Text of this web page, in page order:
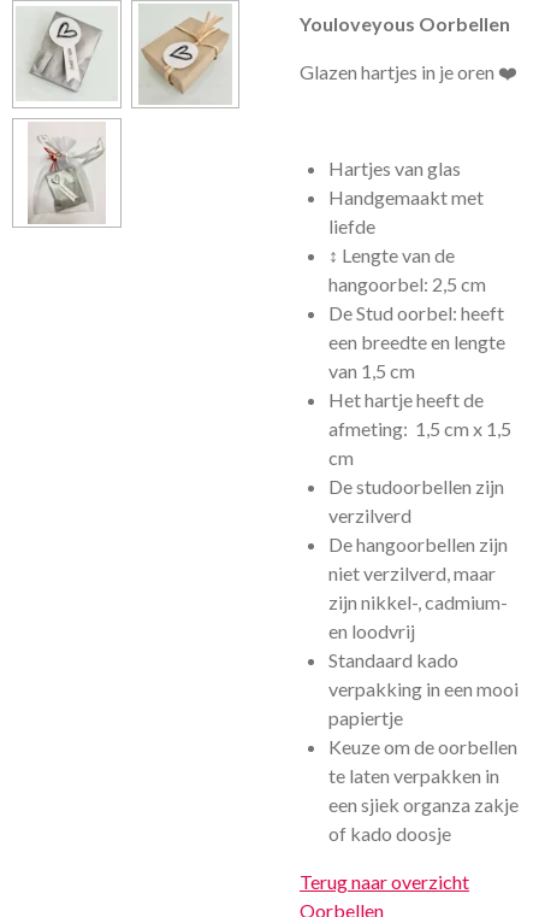
Youloveyous Oorbellen
Glazen hartjes in je oren ❤️
Hartjes van glas
Handgemaakt met
liefde
↕️ Lengte van de
hangoorbel: 2,5 cm
De Stud oorbel: heeft
een breedte en lengte
van 1,5 cm
Het hartje heeft de
afmeting: 1,5 cm x 1,5
cm
De studoorbellen zijn
verzilverd
De hangoorbellen zijn
niet verzilverd, maar
zijn nikkel-, cadmium-
en loodvrij
Standaard kado
verpakking in een mooi
papiertje
Keuze om de oorbellen
te laten verpakken in
een sjiek organza zakje
of kado doosje
Terug naar overzicht
Oorbellen